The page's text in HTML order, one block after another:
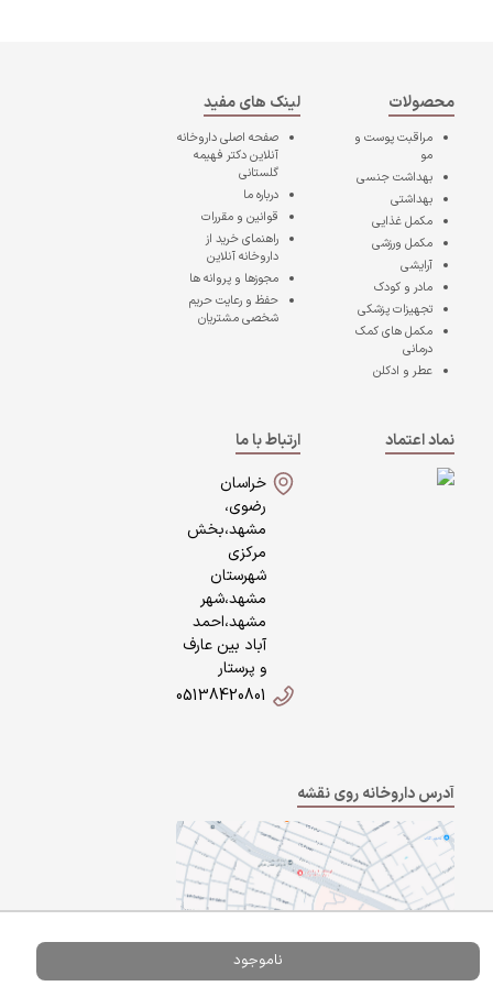
ناموجود
محصولات
مراقبت پوست و
مو
بهداشت جنسی
بهداشتی
مکمل غذایی
مکمل ورزشی
آرایشی
مادر و کودک
تجهیزات پزشکی
مکمل های کمک
درمانی
عطر و ادکلن
لینک های مفید
صفحه اصلیداروخانه
آنلاین دکتر فهیمه
گلستانی
درباره ما
قوانین و مقررات
راهنمای خرید از
داروخانه آنلاین
مجوزها و پروانه ها
حفظ و رعایت حریم
شخصی مشتریان
نماد اعتماد
ارتباط با ما
خراسان
رضوی،
مشهد،بخش
مرکزی
شهرستان
مشهد،شهر
مشهد،احمد
آباد بین عارف
و پرستار
05138420801
آدرس داروخانه روی نقشه
A Pluss
Powered By